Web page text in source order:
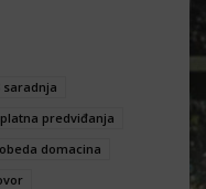
saradnja
predviđanja
domacina